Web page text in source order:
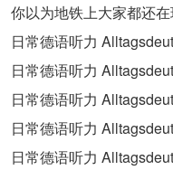
Visitenkarte muss
Kaufkraft zu
einen adäquaten
Bevölkerung, also für
Bewohnerinnen, zu
Beim Thema
你以为地铁上大家都还
日常德语听力
日常德语听力
日常德语听力
日常德语听力
日常德语听力